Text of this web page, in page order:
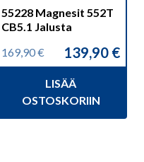
55228 Magnesit 552T
CB5.1 Jalusta
169,90€
Alkuperäinen
hinta
169,90 €.
139,90 €
Nykyinen
hinta
139,90 €.
LISÄÄ
OSTOSKORIIN